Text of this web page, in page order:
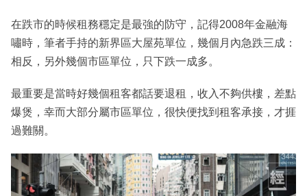
在跌市的時候租務穩定是最強的防守，記得2008年金融海
嘯時，筆者手持的新界區大屋苑單位，幾個月內急跌三成：
相反，另外幾個市區單位，只下跌一成多。
最重要是當時好幾個租客都話要退租，收入不夠供樓，差點
爆煲，幸而大部分屬市區單位，很快便找到租客承接，才捱
過難關。